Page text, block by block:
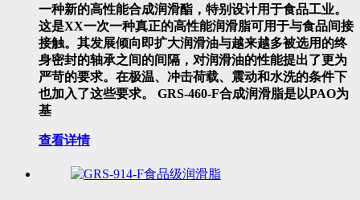
一种新的高性能合成润滑酯，特别设计用于食品工业。
这是XX一次一种真正的高性能润滑脂可用于与食品间接
接触。其发展倾向即扩大润滑油与越来越多被选用的终
身密封的轴承之间的间隔，对润滑油的性能提出了更为
严苛的要求。在极温、冲击荷载、震动和水洗的条件下
也加入了这些要求。 GRS-460-F合成润滑脂是以PAO为
基
查看详情